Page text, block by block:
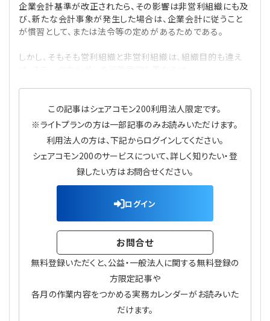
【連載】オピニオンリーダーのnote
【連載】公益法人会計検定試験一問一答
【連載】公益法人のための「新公益信託」活用戦略
【連載】シェアコモン200インタビュー
【連載】事務局だよりPLUS
【連載】テーマで紐解く逆引きガイドライン
【連載】悩みと向き合う経営学
【連載】非営利法人AtoZei
【連載】労務管理の歩き方
【連載】AI活用のすすめ
【連載】IT実務一問一答
専門誌一覧
企業会計基準が改正されたら、その影響は非営利組織にも及
び、新たな会計事象が発生した場合は、企業会計に従うこと
が慣習として、または法令等の定めがあるためである。
しかし、そもそも営利組織と非営利組織は、組織目的も違え
この記事はシェアコモン200利用法人限定です。
※ライトプランの方は一部記事のみお読みいただけます。
利用法人の方は、下記からログインしてください。
シェアコモン200のサービスについて、詳しく知りたい・登
録したい方はお問合せください。
ログイン
お問合せ
無料登録いただくと、公益・一般法人に関する無料登録の
方限定記事や
各月の作業内容をつかめる実務カレンダーがお読みいた
だけます。